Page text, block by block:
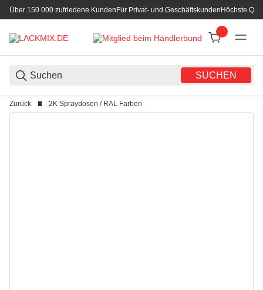
Über 150 000 zufriedene KundenFür Privat- und GeschäftskundenHöchste
SUCHEN
Zurück 2K Spraydosen / RAL Farben